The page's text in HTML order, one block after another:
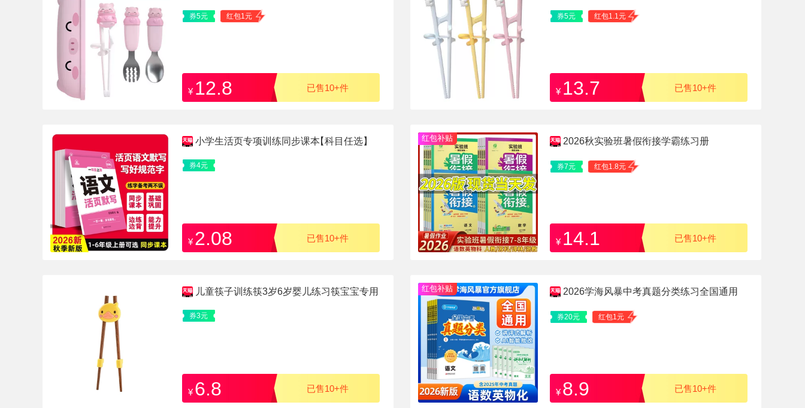
券5元 红包1元
¥ 12.8 已售10+件
券5元 红包1.1元
¥ 13.7 已售10+件
小学生活页专项训练同步课本【科目任选】
券4元
¥ 2.08 已售10+件
红包补贴 2026秋实验班暑假衔接学霸练习册
券7元 红包1.8元
¥ 14.1 已售10+件
儿童筷子训练筷3岁6岁婴儿练习筷宝宝专用
红檀木辅助器学习筷
券3元
¥ 6.8 已售10+件
红包补贴 2026学海风暴中考真题分类练习全国通用
券20元 红包1元
¥ 8.9 已售10+件